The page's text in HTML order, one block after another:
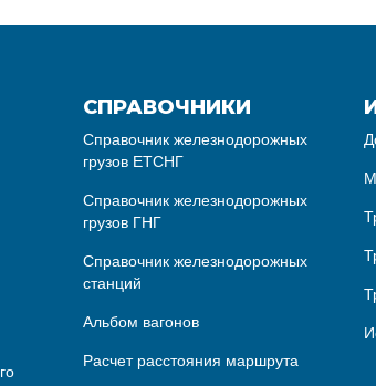
СПРАВОЧНИКИ
Справочник железнодорожных
грузов ЕТСНГ
Справочник железнодорожных
грузов ГНГ
Справочник железнодорожных
станций
Альбом вагонов
Расчет расстояния маршрута